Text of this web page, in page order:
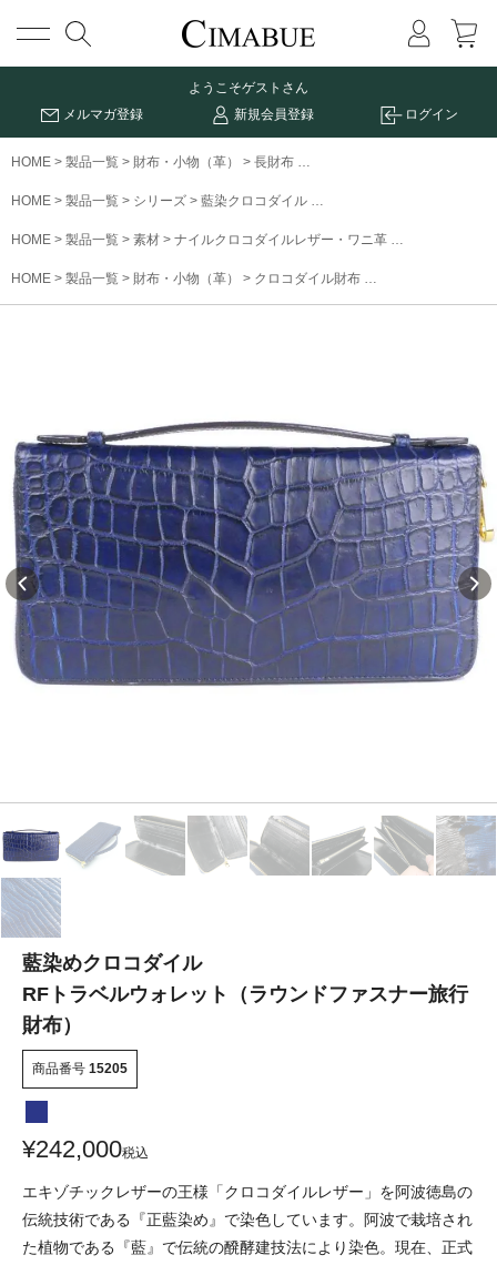
メニュー
ようこそゲストさん
メルマガ登録
新規会員登録 ログイン
HOME 製品一覧 財布・小物（革） 長財布 藍染めクロコダイルRFトラベ
HOME 製品一覧 シリーズ 藍染クロコダイル 藍染めクロコダイルRFトラ
HOME 製品一覧 素材 ナイルクロコダイルレザー・ワニ革 藍染めクロコ
HOME 製品一覧 財布・小物（革） クロコダイル財布 藍染めクロコダイ
藍染めクロコダイル
RFトラベルウォレット（ラウンドファスナー旅行
財布）
商品番号 15205
¥242,000税込
エキゾチックレザーの王様「クロコダイルレザー」を阿波徳島の
伝統技術である『正藍染め』で染色しています。阿波で栽培され
た植物である『藍』で伝統の醗酵建技法により染色。現在、正式